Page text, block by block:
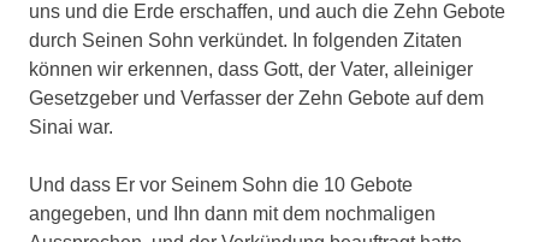
uns und die Erde erschaffen, und auch die Zehn Gebote
durch Seinen Sohn verkündet. In folgenden Zitaten
können wir erkennen, dass Gott, der Vater, alleiniger
Gesetzgeber und Verfasser der Zehn Gebote auf dem
Sinai war.
Und dass Er vor Seinem Sohn die 10 Gebote
angegeben, und Ihn dann mit dem nochmaligen